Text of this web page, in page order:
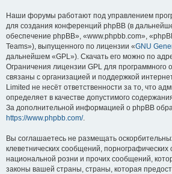
Наши форумы работают под управлением
для создания конференций phpBB (в
обеспечение phpBB», «www.phpbb.com»,
Teams»), выпущенного по лицензии «GNU
дальнейшем «GPL»). Скачать его можно по
Ограничения лицензии GPL для программного
связаны с организацией и поддержкой
Limited не несёт ответственности за то, что
определяет в качестве допустимого
За дополнительной информацией о phpBB
https://www.phpbb.com/.
Вы соглашаетесь не размещать
клеветнических сообщений,
национальной розни и прочих сообщений,
законы вашей страны, страны, которая